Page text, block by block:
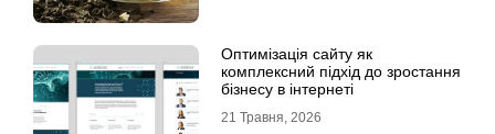
Оптимізація сайту як
комплексний підхід до зростання
бізнесу в інтернеті
21 Травня, 2026